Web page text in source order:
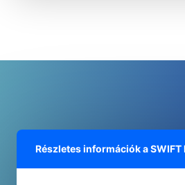
Részletes információk a